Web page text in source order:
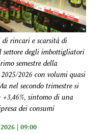
rincari e scarsità di
settore degli imbottigliatori
semestre della
2026 con volumi quasi
nel secondo trimestre si
+3,46%, sintomo di una
dei consumi
| 09:00